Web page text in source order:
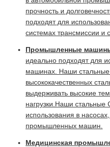
прочность и
подходят для
системах трансмиссии и
Промышленные
идеально подходят для
машинах. Наши стальные
высококачественных
выдерживать высокие
нагрузки.Наши стальные
использования в
промышленных машин.
Медицинская